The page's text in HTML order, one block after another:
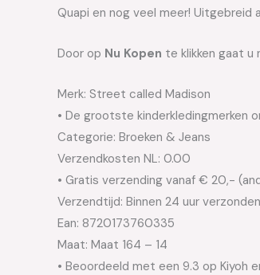
Quapi en nog veel meer!
Door op Nu Kopen te klikken gaat u
Merk: Street called Madison
• De grootste kinderkledingmerken
Categorie: Broeken & Jeans
Verzendkosten NL: 0.00
• Gratis verzending vanaf € 20,-
Verzendtijd: Binnen 24 uur verzonden
Ean: 8720173760335
Maat: Maat 164 – 14
• Beoordeeld met een 9.3 op Kiyoh